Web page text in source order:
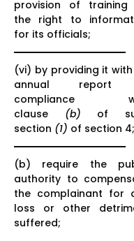
provision of training
the right to
for its officials;
(vi) by providing it
annual report
compliance
clause (b) of
section (1) of section 4;
(b) require the
authority to
the complainant for
loss or other
suffered;